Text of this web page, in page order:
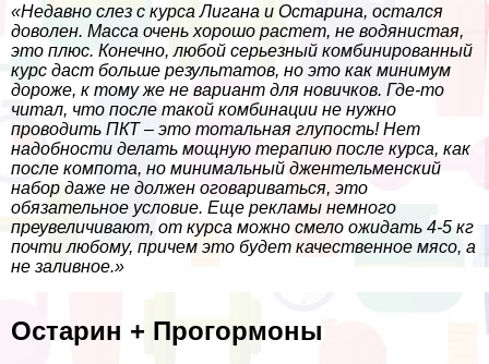
«Недавно слез с курса Лигана и Остарина, остался
доволен. Масса очень хорошо растет, не водянистая,
это плюс. Конечно, любой серьезный комбинированный
курс даст больше результатов, но это как минимум
дороже, к тому же не вариант для новичков. Где-то
читал, что после такой комбинации не нужно
проводить ПКТ – это тотальная глупость! Нет
надобности делать мощную терапию после курса, как
после компота, но минимальный джентельменский
набор даже не должен оговариваться, это
обязательное условие. Еще рекламы немного
преувеличивают, от курса можно смело ожидать 4-5 кг
почти любому, причем это будет качественное мясо, а
не заливное.»
Остарин + Прогормоны